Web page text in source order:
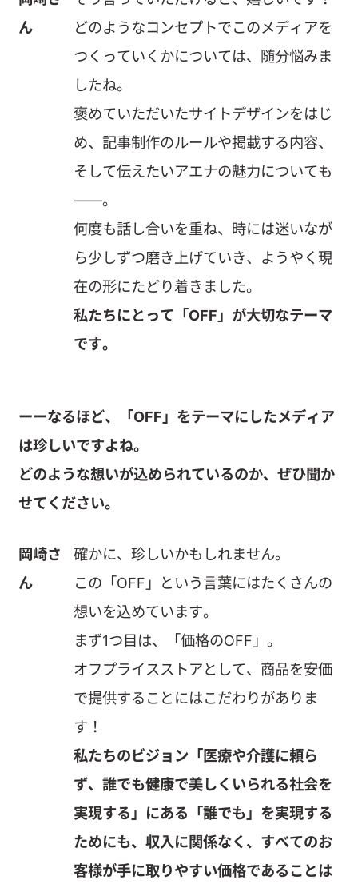
ん
どのようなコンセプトでこのメディアを
つくっていくかについては、随分悩みま
したね。
褒めていただいたサイトデザインをはじ
め、記事制作のルールや掲載する内容、
そして伝えたいアエナの魅力についても
——。
何度も話し合いを重ね、時には迷いなが
ら少しずつ磨き上げていき、ようやく現
在の形にたどり着きました。
私たちにとって「OFF」が大切なテーマ
です。
ーーなるほど、「OFF」をテーマにしたメディア
は珍しいですよね。
どのような想いが込められているのか、ぜひ聞か
せてください。
岡崎さ
ん
確かに、珍しいかもしれません。
この「OFF」という言葉にはたくさんの
想いを込めています。
まず1つ目は、「価格のOFF」。
オフプライスストアとして、商品を安価
で提供することにはこだわりがありま
す！
私たちのビジョン「医療や介護に頼ら
ず、誰でも健康で美しくいられる社会を
実現する」にある「誰でも」を実現する
ためにも、収入に関係なく、すべてのお
客様が手に取りやすい価格であることは